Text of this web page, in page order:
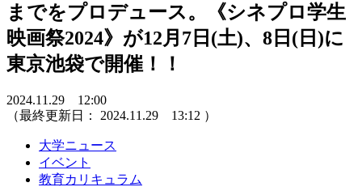
までをプロデュース。《シネプロ学生
映画祭2024》が12月7日(土)、8日(日)に
東京池袋で開催！！
2024.11.29 12:00
（最終更新日： 2024.11.29 13:12 ）
大学ニュース
イベント
教育カリキュラム